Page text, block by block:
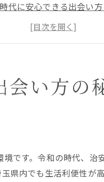
代に安心できる出会い
相談も活用した信頼重視の
境と出会い方の関係性
に選ばれる出会い方を蕨市
らではの蕨市出会い方最
談が出会い方を広げる
会い方の
です。令和の時代、
県内でも生活利便性